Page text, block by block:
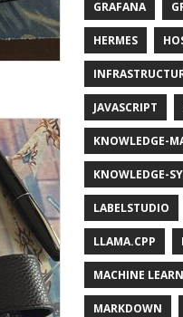
GRAFANA
HERMES
JAVASCRIPT
KNOWLEDGE-
KNOWLEDGE-
LABELSTUDIO
LLAMA.CPP
MACHINE
MARKDOWN